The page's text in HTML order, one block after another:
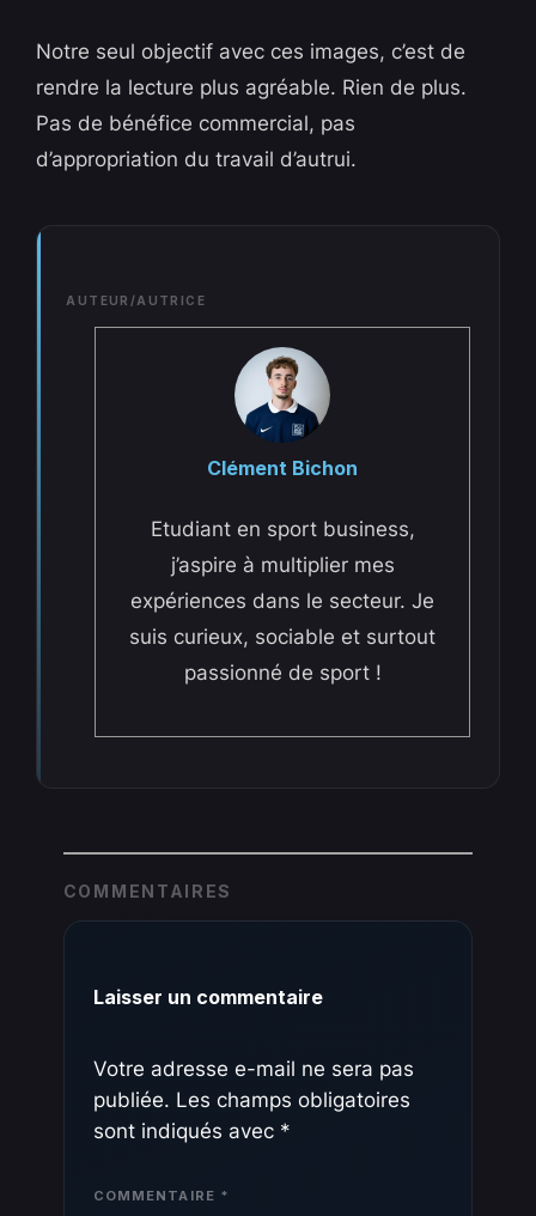
Notre seul objectif avec ces images, c’est de
rendre la lecture plus agréable. Rien de plus.
Pas de bénéfice commercial, pas
d’appropriation du travail d’autrui.
AUTEUR/AUTRICE
Clément Bichon
Etudiant en sport business,
j’aspire à multiplier mes
expériences dans le secteur. Je
suis curieux, sociable et surtout
passionné de sport !
COMMENTAIRES
Laisser un commentaire
Votre adresse e-mail ne sera pas
publiée. Les champs obligatoires
sont indiqués avec *
COMMENTAIRE *